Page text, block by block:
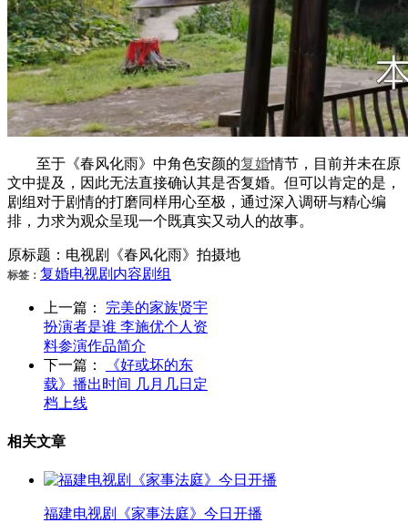
至于《春风化雨》中角色安颜的复婚情节，目前并未在原
文中提及，因此无法直接确认其是否复婚。但可以肯定的是，
剧组对于剧情的打磨同样用心至极，通过深入调研与精心编
排，力求为观众呈现一个既真实又动人的故事。
原标题：电视剧《春风化雨》拍摄地
标签： 复婚电视剧 内容剧组
上一篇：
完美的家族贤宇
扮演者是谁 李施优个人资
料参演作品简介
下一篇：
《好或坏的东
载》播出时间 几月几日定
档上线
相关文章
福建电视剧《家事法庭》今日开播